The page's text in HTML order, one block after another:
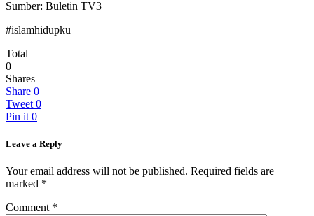
Sumber: Buletin TV3
#islamhidupku
Total
0
Shares
Share 0
Tweet 0
Pin it 0
Leave a Reply
Your email address will not be published. Required fields are
marked *
Comment *